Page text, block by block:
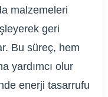
malzemeleri
geri
Bu süreç, hem
yardımcı olur
enerji tasarrufu